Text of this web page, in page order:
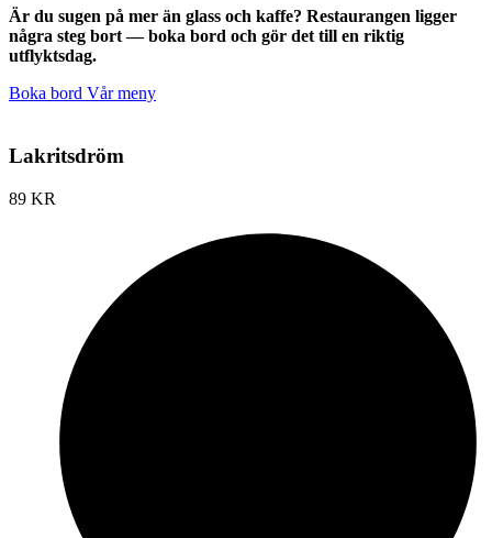
Är du sugen på mer än glass och kaffe? Restaurangen ligger
några steg bort — boka bord och gör det till en riktig
utflyktsdag.
Boka bord Vår meny
Lakritsdröm
89 KR